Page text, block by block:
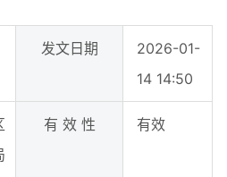
发文日期
2026-01-
14 14:50
有 效 性 有效